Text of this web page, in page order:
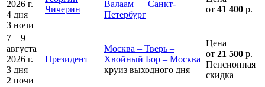
2026 г.
4 дня
3 ночи
Чичерин
Валаам — Санкт-
Петербург
от 41 400 р.
7 – 9
августа
2026 г.
3 дня
2 ночи
Президент
Москва – Тверь –
Хвойный Бор – Москва
круиз выходного дня
Цена
от 21 500 р.
Пенсионная
скидка